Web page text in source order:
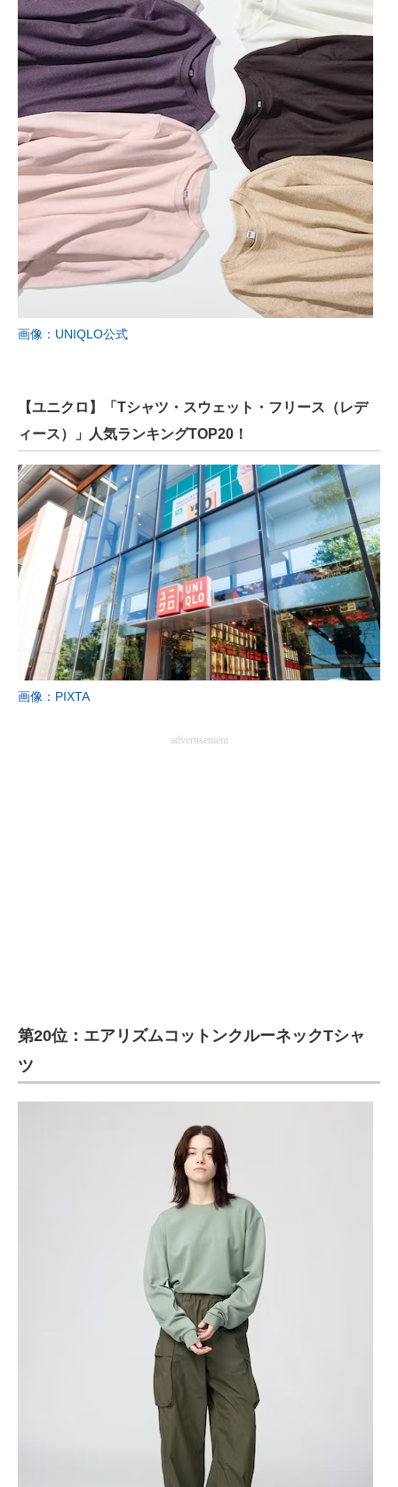
画像：UNIQLO公式
【ユニクロ】「Tシャツ・スウェット・フリース（レデ
ィース）」人気ランキングTOP20！
画像：PIXTA
advertisement
第20位：エアリズムコットンクルーネックTシャ
ツ